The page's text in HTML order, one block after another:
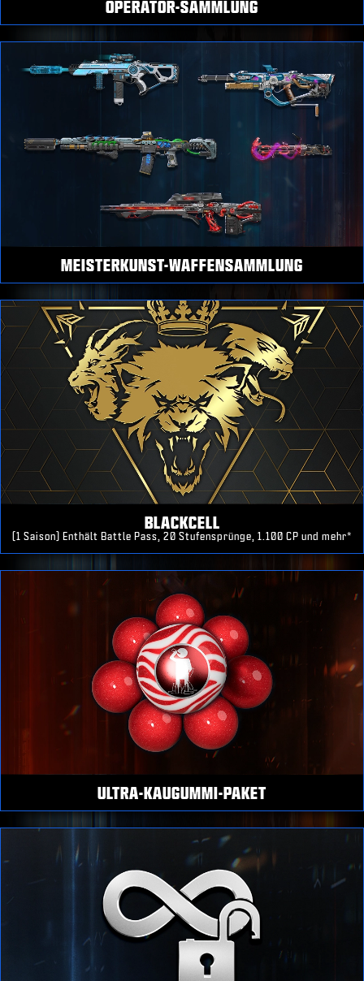
OPERATOR-SAMMLUNG
MEISTERKUNST-WAFFENSAMMLUNG
BLACKCELL
(1 Saison) Enthält Battle Pass, 20 Stufensprünge, 1.100 CP und mehr*
ULTRA-KAUGUMMI-PAKET